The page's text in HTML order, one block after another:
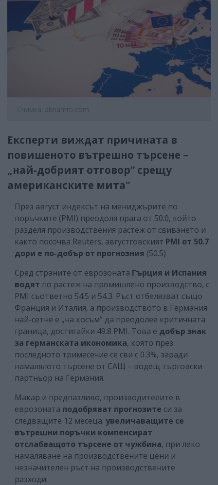
Снимка: abnamro.com
Експерти виждат причината в
повишеното вътрешно търсене –
„най-добрият отговор” срещу
американските мита"
През август индексът на мениджърите по
поръчките (PMI) преодоля прага от 50.0, който
разделя производствения растеж от свиването и
както посочва Reuters, августговският PMI от 50.7
дори е по-добър от прогнозния (50.5)
Сред страните от еврозоната Гърция и Испания
водят по растеж на промишлено производство, с
PMI съответно 54.5 и 54.3. Ръст отбелязват също
Франция и Италия, а производството в Германия
най-сетне е „на косъм” да преодолее критичната
граница, достигайки 49.8 PMI. Това е добър знак
за германската икономика, която през
последното тримесечие се сви с 0.3%, заради
намалялото търсене от САЩ – водещ търговски
партньор на Германия.
Макар и предпазливо, производителите в
еврозоната подобряват прогнозите си за
следващите 12 месеца: увеличаващите се
вътрешни поръчки компенсират
отслабващото търсене от чужбина, при леко
намаляване на производствените цени и
незначителен ръст на производствените
разходи.